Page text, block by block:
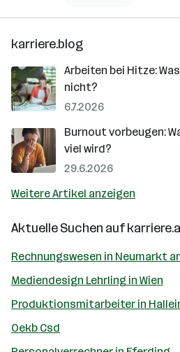
karriere.blog
Arbeiten bei Hitze:
nicht?
6.7.2026
Burnout vorbeugen:
viel wird?
29.6.2026
Weitere Artikel anzeigen
Aktuelle Suchen auf
Rechnungswesen in Neumarkt
Mediendesign Lehrling in Wien
Produktionsmitarbeiter in
Oekb Csd